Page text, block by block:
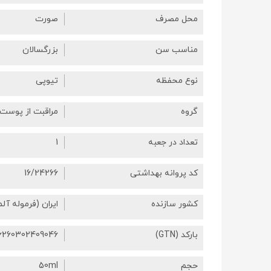
محل مصرف صورت
مناسب سن بزرگسالان
نوع محفظه تیوپی
گروه مراقبت از پوست
تعداد در جعبه 1
کد پروانه بهداشتی 16/24266
کشور سازنده ایران (فرموله
بارکد (GTN)
حجم 50ml